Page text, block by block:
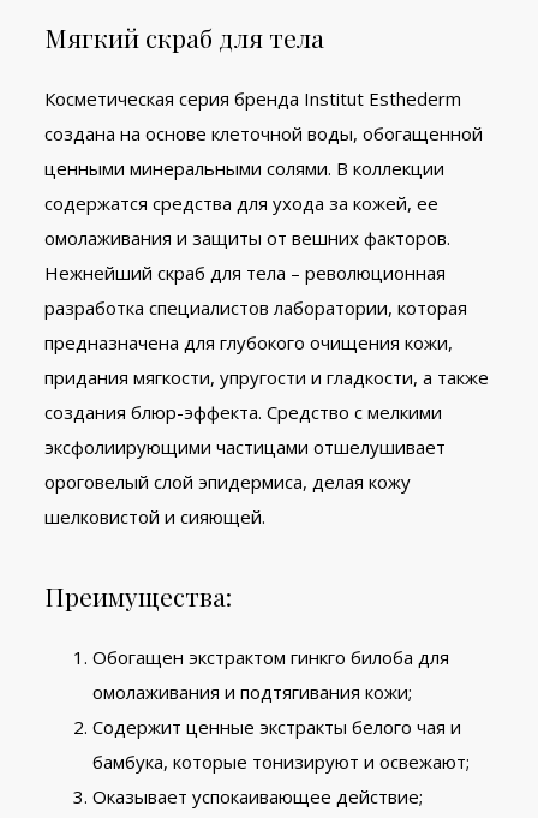
Мягкий скраб для тела
Косметическая серия бренда Institut Esthederm
создана на основе клеточной воды, обогащенной
ценными минеральными солями. В коллекции
содержатся средства для ухода за кожей, ее
омолаживания и защиты от вешних факторов.
Нежнейший скраб для тела – революционная
разработка специалистов лаборатории, которая
предназначена для глубокого очищения кожи,
придания мягкости, упругости и гладкости, а также
созданияблюр-эффекта. Средство с мелкими
эксфолиирующими частицами отшелушивает
ороговелый слой эпидермиса, делая кожу
шелковистой и сияющей.
Преимущества:
Обогащен экстрактом гинкго билоба для
омолаживания и подтягивания кожи;
Содержит ценные экстракты белого чая и
бамбука, которые тонизируют и освежают;
Оказывает успокаивающее действие;